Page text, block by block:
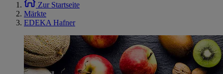
Zur Startseite
Märkte
EDEKA Hafner